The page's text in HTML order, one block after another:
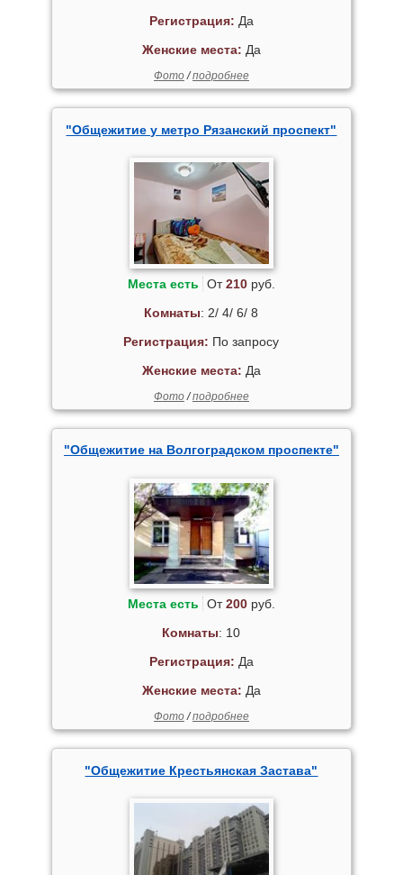
Регистрация: Да
Женские места: Да
Фото/подробнее
"Общежитие у метро Рязанский проспект"
Места есть От210руб.
Комнаты: 2/ 4/ 6/ 8
Регистрация: По запросу
Женские места: Да
Фото/подробнее
"Общежитие на Волгоградском проспекте"
Места есть От200руб.
Комнаты: 10
Регистрация: Да
Женские места: Да
Фото/подробнее
"Общежитие Крестьянская Застава"